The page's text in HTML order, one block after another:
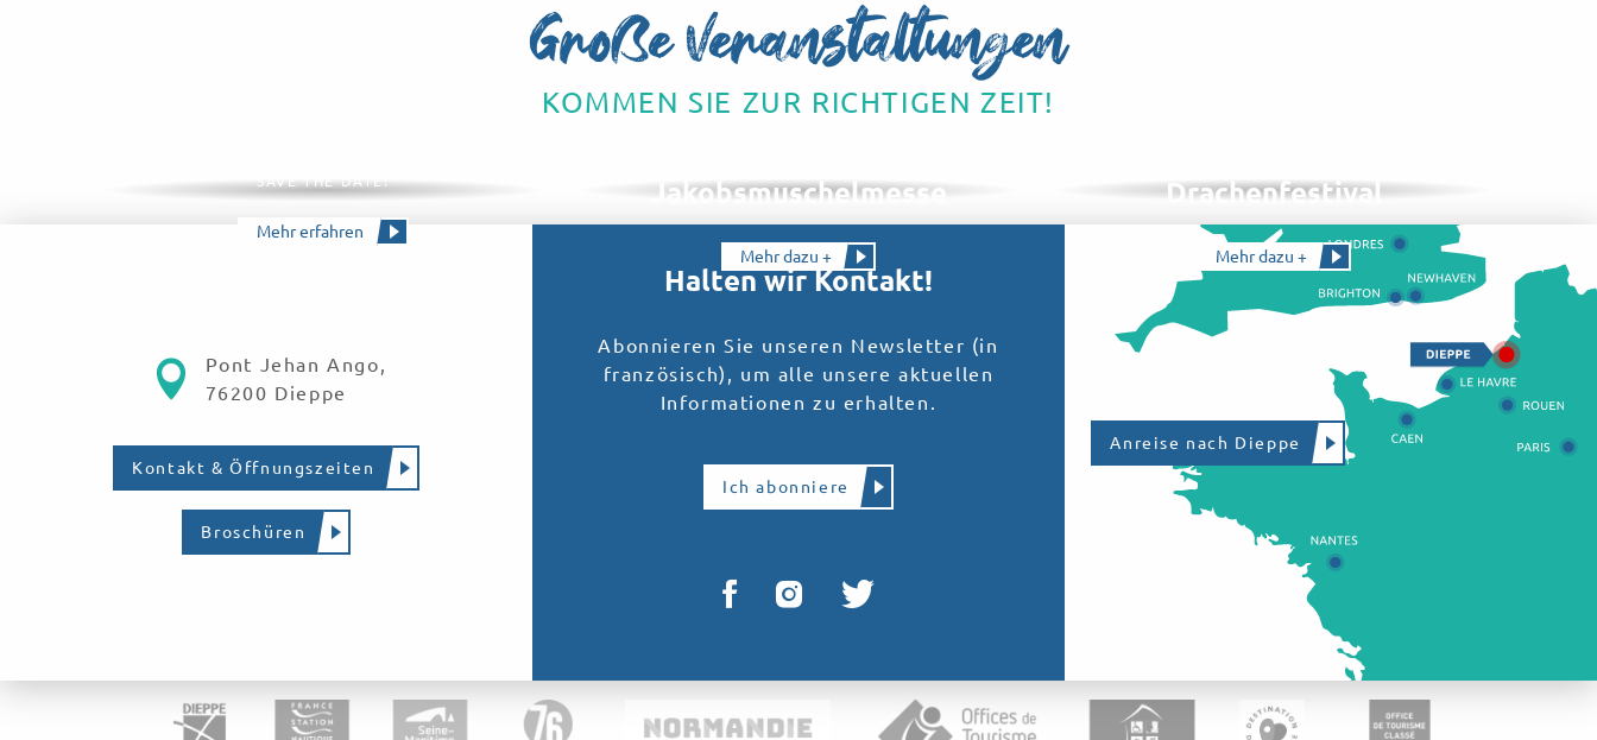
Große Veranstaltungen
KOMMEN SIE ZUR RICHTIGEN ZEIT!
SAVE THE DATE!
Mehr erfahren
Jakobsmuschelmesse
Mehr dazu +
Drachenfestival
Mehr dazu +
Pont Jehan Ango,
76200 Dieppe
Kontakt & Öffnungszeiten
Broschüren
Halten wir Kontakt!
Abonnieren Sie unseren Newsletter (in
französisch), um alle unsere aktuellen
Informationen zu erhalten.
Ich abonniere
Anreise nach Dieppe